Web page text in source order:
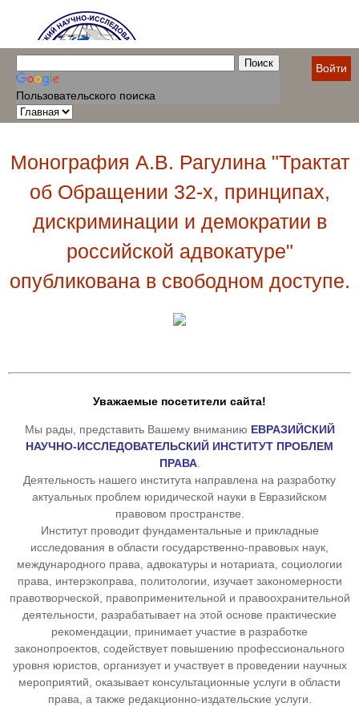
Пользовательского поиска
Войти
Монография А.В. Рагулина "Трактат
об Обращении 32-х, принципах,
дискриминации и демократии в
российской адвокатуре"
опубликована в свободном доступе.
Уважаемые посетители сайта!
Мы рады, представить Вашему вниманию ЕВРАЗИЙСКИЙ
НАУЧНО-ИССЛЕДОВАТЕЛЬСКИЙ ИНСТИТУТ ПРОБЛЕМ
ПРАВА.
Деятельность нашего института направлена на разработку
актуальных проблем юридической науки в Евразийском
правовом пространстве.
Институт проводит фундаментальные и прикладные
исследования в области государственно-правовых наук,
международного права, адвокатуры и нотариата, социологии
права, интерэкоправа, политологии, изучает закономерности
правотворческой, правоприменительной и правоохранительной
деятельности, разрабатывает на этой основе практические
рекомендации, принимает участие в разработке
законопроектов, содействует повышению профессионального
уровня юристов, организует и участвует в проведении научных
мероприятий, оказывает консультационные услуги в области
права, а также редакционно-издательские услуги.